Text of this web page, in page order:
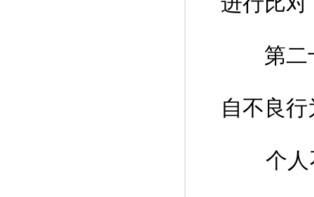
第二十
自不良
个人不